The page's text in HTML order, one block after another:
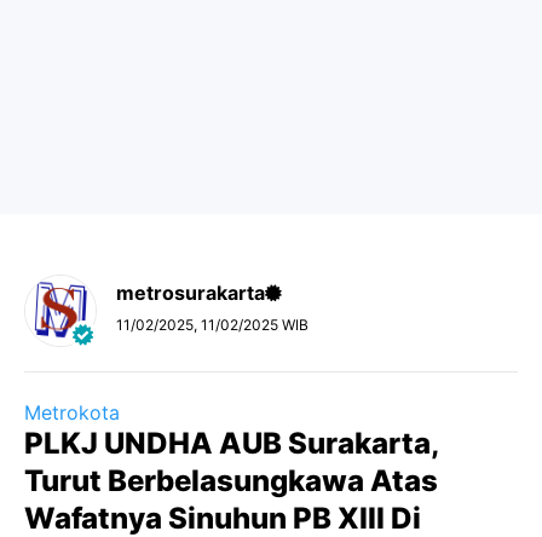
metrosurakarta
11/02/2025, 11/02/2025 WIB
Metrokota
PLKJ UNDHA AUB Surakarta,
Turut Berbelasungkawa Atas
Wafatnya Sinuhun PB XIII Di